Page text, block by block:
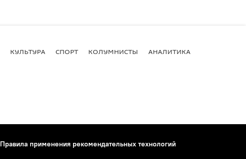
КУЛЬТУРА СПОРТ КОЛУМНИСТЫ АНАЛИТИКА
Правила применения рекомендательных технологий